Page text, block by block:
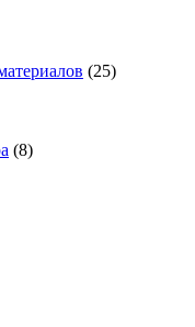
(25)
(8)